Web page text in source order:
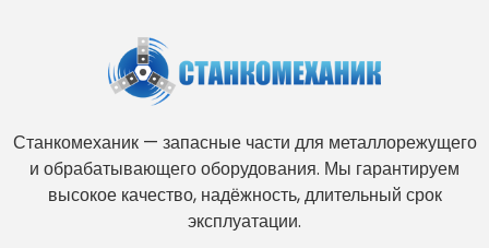
Станкомеханик — запасные части для металлорежущего
и обрабатывающего оборудования. Мы гарантируем
высокое качество, надёжность, длительный срок
эксплуатации.